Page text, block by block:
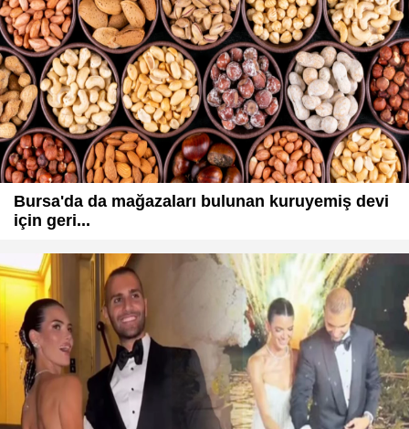
Bursa'da da mağazaları bulunan kuruyemiş devi
için geri...